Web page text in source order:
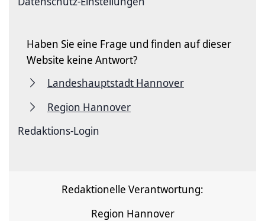
Haben Sie eine Frage und finden auf dieser
Website keine Antwort?
Landeshauptstadt Hannover
Region Hannover
Redaktions-Login
Redaktionelle Verantwortung:
Region Hannover